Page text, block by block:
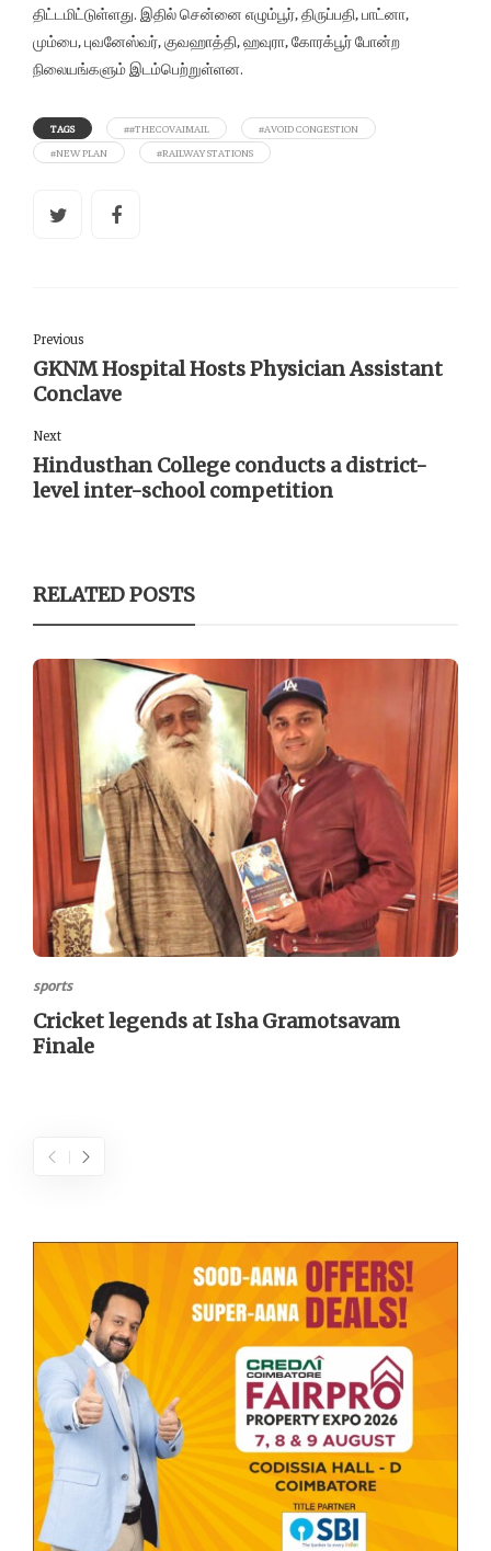
திட்டமிட்டுள்ளது. இதில் சென்னை எழும்பூர், திருப்பதி, பாட்னா,
மும்பை, புவனேஸ்வர், குவஹாத்தி, ஹவுரா, கோரக்பூர் போன்ற
நிலையங்களும் இடம்பெற்றுள்ளன.
TAGS ##THECOVAIMAIL
#AVOID CONGESTION
#NEW PLAN
#RAILWAY STATIONS
Previous
GKNM Hospital Hosts Physician Assistant
Conclave
Next
Hindusthan College conducts a district-
level inter-school competition
RELATED POSTS
sports
Cricket legends at Isha Gramotsavam
Finale